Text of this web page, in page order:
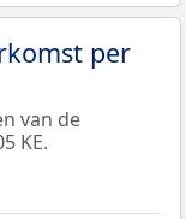
per
van de
KE.